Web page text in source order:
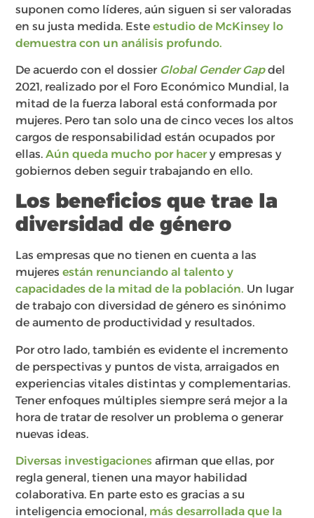
suponen como líderes, aún siguen si ser valoradas
en su justa medida. Esteestudio de McKinsey lo
demuestra con un análisis profundo.
De acuerdo con el dossier Global Gender Gapdel
2021, realizado por el Foro Económico Mundial, la
mitad de la fuerza laboral está conformada por
mujeres. Pero tan solo una de cinco veces los altos
cargos de responsabilidad están ocupados por
ellas.Aún queda mucho por hacery empresas y
gobiernos deben seguir trabajando en ello.
Los beneficios que trae la
diversidad de género
Las empresas que no tienen en cuenta a las
mujeresestán renunciando al talento y
capacidades de la mitad de la población. Un lugar
de trabajo con diversidad de género es sinónimo
de aumento de productividad y resultados.
Por otro lado, también es evidente el incremento
de perspectivas y puntos de vista, arraigados en
experiencias vitales distintas y complementarias.
Tener enfoques múltiples siempre será mejor a la
hora de tratar de resolver un problema o generar
nuevas ideas.
Diversas investigaciones afirman que ellas, por
regla general, tienen una mayor habilidad
colaborativa. En parte esto es gracias a su
inteligencia emocional, más desarrollada que la